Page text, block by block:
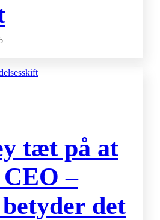
tæt på at
–
det